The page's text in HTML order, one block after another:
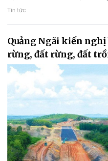
Tin tức
Quảng Ngãi kiến nghị
rừng, đất rừng, đất